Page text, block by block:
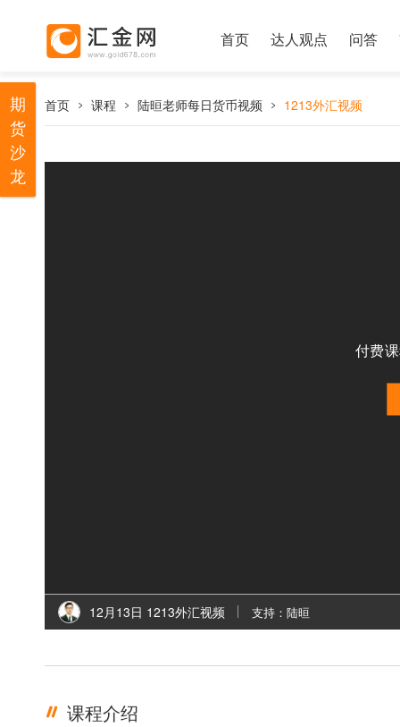
首页 达人观点 问答
首页 课程 陆晅老师每日货币视频 1213外汇视频
付费
12月13日 1213外汇视频 支持：陆晅
课程介绍
期
货
沙
龙